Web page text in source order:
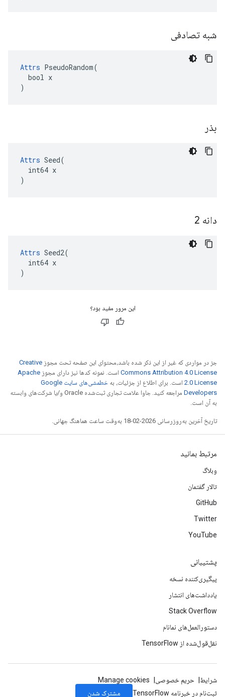
شبه تصادفی
Attrs PseudoRandom(
  bool x
)
بذر
Attrs Seed(
  int64 x
)
دانه 2
Attrs Seed2(
  int64 x
)
این مرور مفید بود؟
جز در مواردی که غیر از این ذکر شده باشد،‌محتوای این صفحه تحت مجوز Creative
Commons Attribution 4.0 License است. نمونه کدها نیز دارای مجوز Apache
2.0 License است. برای اطلاع از جزئیات، به
خطمشی‌های سایت Google
Developers‏
مراجعه کنید. جاوا علامت تجاری ثبت‌شده Oracle و/یا شرکت‌های وابسته
به آن است.
تاریخ آخرین به‌روزرسانی 2026-02-18 به‌وقت ساعت هماهنگ جهانی.
مرتبط بمانید
وبلاگ
تالار گفتمان
GitHub
Twitter
YouTube
پشتیبانی
پیگیری‌کننده نسخه
یادداشت‌های انتشار
Stack Overflow
دستورالعمل‌های نمانام
نقل‌قول‌شده از TensorFlow
شرایط حریم خصوصی
Manage cookies
ثبت‌نام در خبرنامه TensorFlow
مشترک شدن